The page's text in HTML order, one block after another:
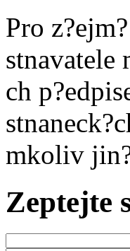
Pro
stnavatele
ch
mkoliv
Zeptejte